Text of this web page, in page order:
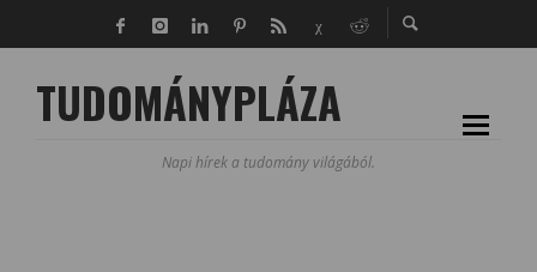
TUDOMÁNYPLÁZA
Napi hírek a tudomány világából.